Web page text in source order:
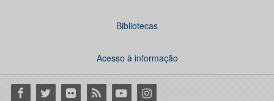
Bibliotecas
Acesso à informação
Facebook
Twitter Flickr RSS YoutubeInstagram